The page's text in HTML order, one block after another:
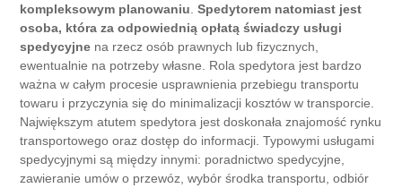
kompleksowym planowaniu .Spedytorem natomiast jest
osoba, która za odpowiednią opłatą świadczy usługi
spedycyjne na rzecz osób prawnych lub fizycznych,
ewentualnie na potrzeby własne. Rola spedytora jest bardzo
ważna w całym procesie usprawnienia przebiegu transportu
towaru i przyczynia się do minimalizacji kosztów w transporcie.
Największym atutem spedytora jest doskonała znajomość rynku
transportowego oraz dostęp do informacji. Typowymi usługami
spedycyjnymi są między innymi: poradnictwo spedycyjne,
zawieranie umów o przewóz, wybór środka transportu, odbiór